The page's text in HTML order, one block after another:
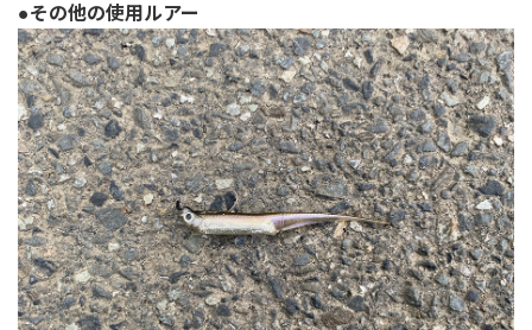
●その他の使用ルアー